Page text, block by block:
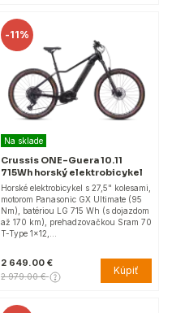
-11%
Na sklade
Crussis ONE-Guera 10.11
715Wh horský elektrobicykel
Horské elektrobicykel s 27,5" kolesami,
motorom Panasonic GX Ultimate (95
Nm), batériou LG 715 Wh (s dojazdom
až 170 km), prehadzovačkou Sram 70
T-Type 1x12,…
2 649.00 €
2 979.00 € Kúpiť